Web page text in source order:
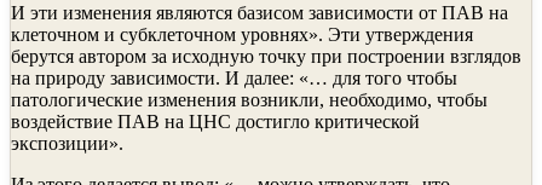
И эти изменения являются базисом зависимости от ПАВ на
клеточном и субклеточном уровнях». Эти утверждения
берутся автором за исходную точку при построении взглядов
на природу зависимости. И далее: «… для того чтобы
патологические изменения возникли, необходимо, чтобы
воздействие ПАВ на ЦНС достигло критической
экспозиции».